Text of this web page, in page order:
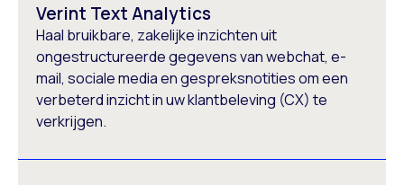
Verint Text Analytics
Haal bruikbare, zakelijke inzichten uit
ongestructureerde gegevens van webchat, e-
mail, sociale media en gespreksnotities om een
verbeterd inzicht in uw klantbeleving (CX) te
verkrijgen.